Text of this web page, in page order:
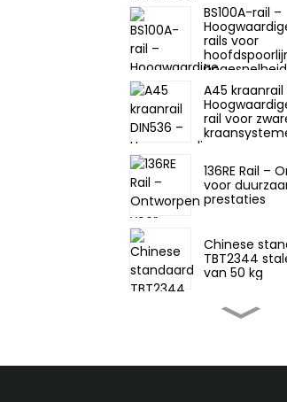
BS100A-rail –
rails voor
A45 kraanrail
rail voor
136RE Rail –
voor
prestaties
Chinese
TBT2344
van 50 kg